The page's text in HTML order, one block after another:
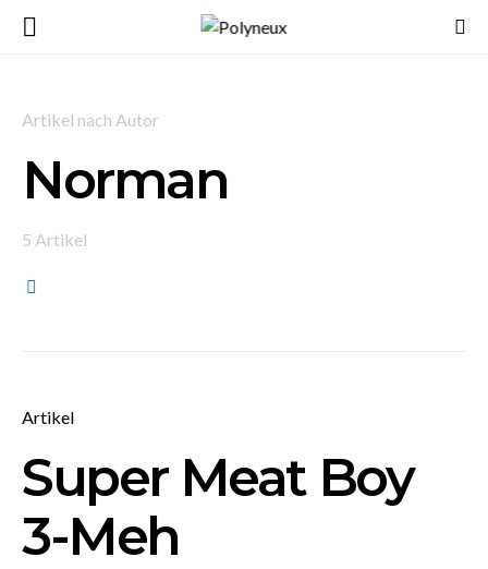
Artikel nach Autor
Norman
5 Artikel
Artikel
Super Meat Boy
3-Meh